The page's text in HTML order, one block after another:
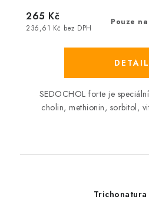
Pouze
236,61 Kč bez DPH
265 Kč
SEDOCHOL forte je
cholin, methionin, sorbitol,
Trichonatura